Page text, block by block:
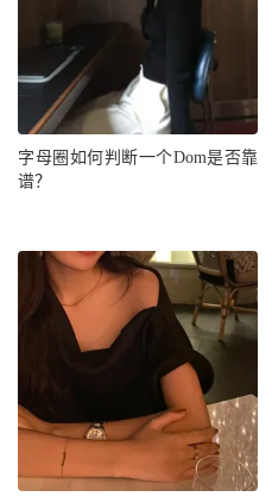
字母圈如何判断一个Dom是否靠
谱？